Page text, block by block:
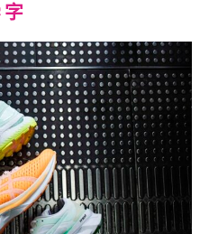
Reset
size.
字Increase
size.